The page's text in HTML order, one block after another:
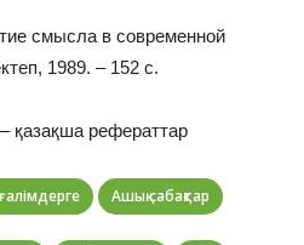
смысла в современной
1989. – 152 с.
– қазақша рефераттар
Ашық сабақтар